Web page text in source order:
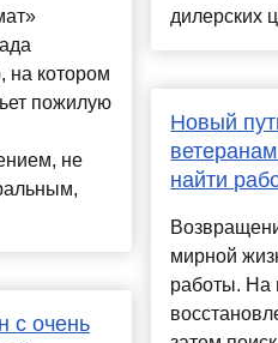
на котором
пожилую
не
с очень
дилерских
Новый
найти
мирной
работы.